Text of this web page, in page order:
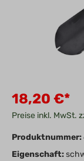
18,20 €*
Preise inkl. MwSt.
Produktnummer:
Eigenschaft: